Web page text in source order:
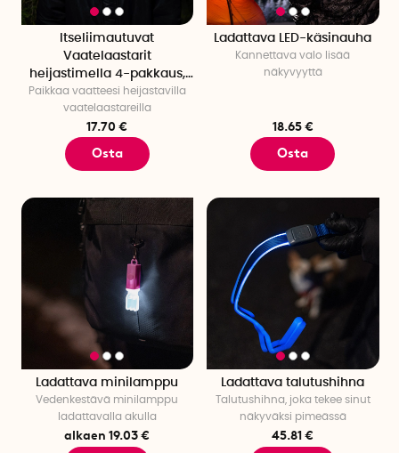
Itseliimautuvat
Vaatelaastarit
heijastimella 4-pakkaus,
FabPatch
Paikkaa vaatteesi heijastavilla
vaatelaastareilla
17.70 €
Osta
Ladattava LED-käsinauha
Kannettava valo lisää
näkyvyyttä
18.65 €
Osta
Ladattava minilamppu
Vedenkestävä minilamppu
ladattavalla akulla
alkaen 19.03 €
Ladattava talutushihna
Talutushihna, joka tekee sinut
näkyväksi pimeässä
45.81 €